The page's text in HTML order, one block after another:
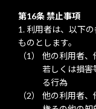
第16条 禁止事項
利用者は、以下
ものとします。
他の利用者、
若しくは損害
る行為
他の利用者、